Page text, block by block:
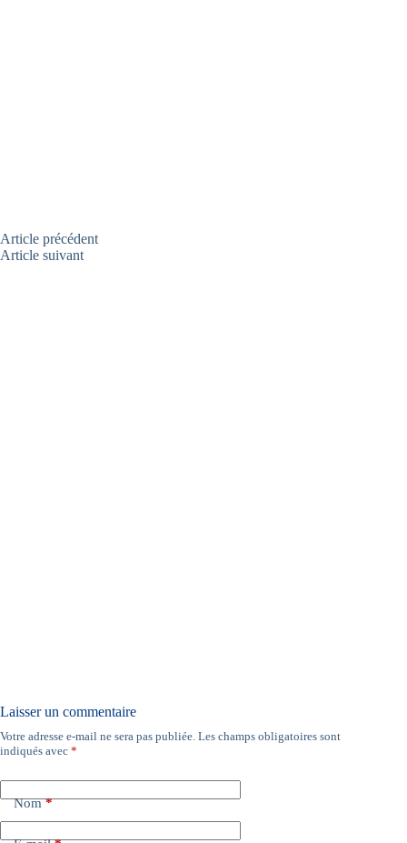
Article précédent
Article suivant
Laisser un commentaire
Votre adresse e-mail ne sera pas publiée. Les champs obligatoires sont
indiqués avec *
Nom*